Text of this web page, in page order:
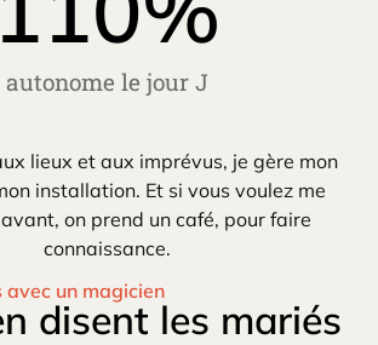
autonome le jour J
lieux et aux imprévus, je gère mon
installation. Et si vous voulez me
on prend un café, pour faire
connaissance.
avec un magicien
disent les mariés